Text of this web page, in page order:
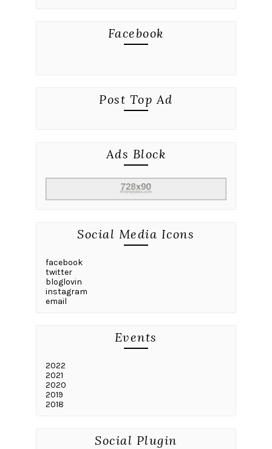
Facebook
Post Top Ad
Ads Block
Social Media Icons
facebook
twitter
bloglovin
instagram
email
Events
2022
2021
2020
2019
2018
Social Plugin